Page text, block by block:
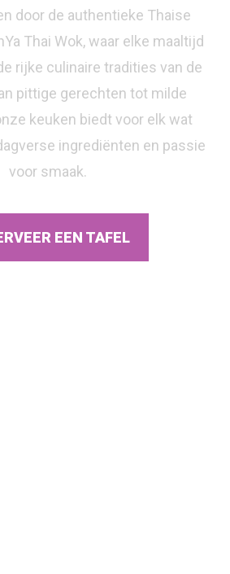
door de authentieke Thaise
Thai Wok, waar elke maaltijd
rijke culinaire tradities van de
pittige gerechten tot milde
keuken biedt voor elk wat
ingrediënten en passie
voor smaak.
EEN TAFEL